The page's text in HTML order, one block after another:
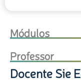
Módulos
Professor
Docente Sie